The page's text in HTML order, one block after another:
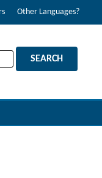
Other Languages?